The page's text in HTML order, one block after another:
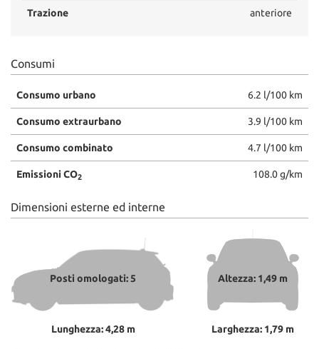
Trazione anteriore
Consumi
Consumo urbano 6.2 l/100 km
Consumo extraurbano 3.9 l/100 km
Consumo combinato 4.7 l/100 km
Emissioni CO2 108.0 g/km
Dimensioni esterne ed interne
Posti omologati: 5
Lunghezza: 4,28 m
Altezza: 1,49 m
Larghezza: 1,79 m